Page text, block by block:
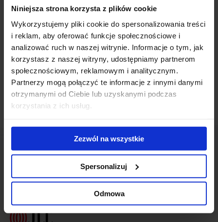
Niniejsza strona korzysta z plików cookie
Wykorzystujemy pliki cookie do spersonalizowania treści
i reklam, aby oferować funkcje społecznościowe i
analizować ruch w naszej witrynie. Informacje o tym, jak
korzystasz z naszej witryny, udostępniamy partnerom
społecznościowym, reklamowym i analitycznym.
Partnerzy mogą połączyć te informacje z innymi danymi
otrzymanymi od Ciebie lub uzyskanymi podczas
korzystania z ich usług.
Zezwól na wszystkie
Spersonalizuj
Odmowa
office space.
Connected news
Construction works of Tensor in progress (5 October
2015)
Contact us